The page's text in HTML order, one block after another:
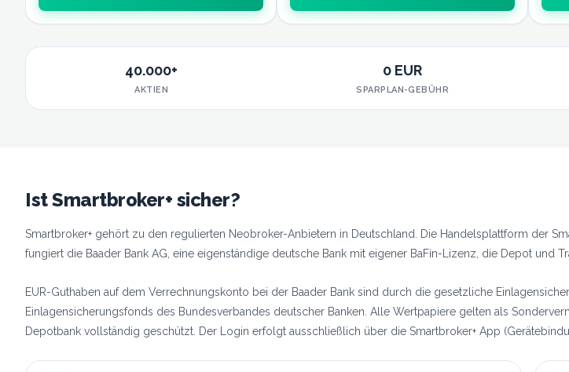
40.000+
AKTIEN
0 EUR
SPARPLAN-GEBÜHR
Ist Smartbroker+ sicher?
Smartbroker+ gehört zu den regulierten Neobroker-Anbietern in Deutschland. Die Handelsplattform der
fungiert die Baader Bank AG, eine eigenständige deutsche Bank mit eigener BaFin-Lizenz, die Depot und
EUR-Guthaben auf dem Verrechnungskonto bei der Baader Bank sind durch die gesetzliche
Einlagensicherungsfonds des Bundesverbandes deutscher Banken. Alle Wertpapiere gelten als
Depotbank vollständig geschützt. Der Login erfolgt ausschließlich über die Smartbroker+ App